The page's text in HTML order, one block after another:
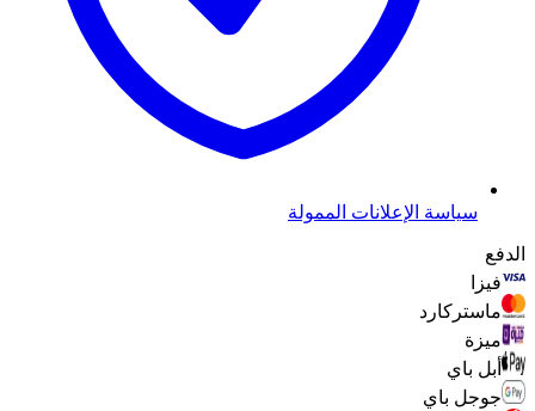
سياسة الإعلانات الممولة
الدفع
فيزا
ماستركارد
ميزة
أبل باي
جوجل باي